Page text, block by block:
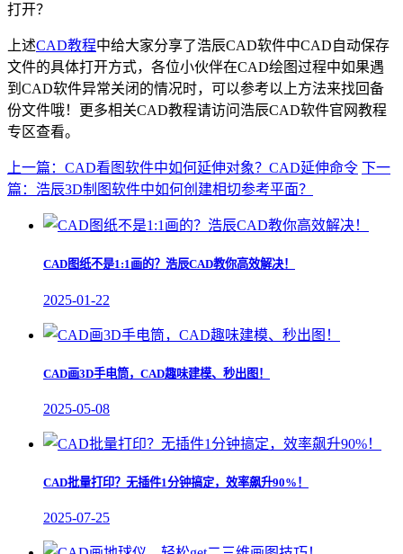
上述CAD教程中给大家分享了浩辰CAD软件中CAD自动保存
文件的具体打开方式，各位小伙伴在CAD绘图过程中如果遇
到CAD软件异常关闭的情况时，可以参考以上方法来找回备
份文件哦！更多相关CAD教程请访问浩辰CAD软件官网教程
专区查看。
上一篇：CAD看图软件中如何延伸对象？CAD延伸命令 下一
篇：浩辰3D制图软件中如何创建相切参考平面？
CAD图纸不是1:1画的？浩辰CAD教你高效解决！
2025-01-22
CAD画3D手电筒，CAD趣味建模、秒出图！
2025-05-08
CAD批量打印？无插件1分钟搞定，效率飙升90%！
2025-07-25